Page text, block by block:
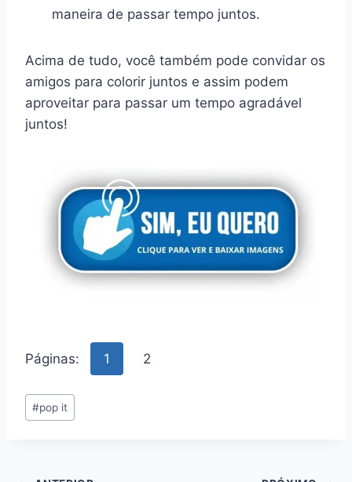
maneira de passar tempo juntos.
Acima de tudo, você também pode convidar os
amigos para colorir juntos e assim podem
aproveitar para passar um tempo agradável
juntos!
Páginas: 1 2
Tags
do
#pop it